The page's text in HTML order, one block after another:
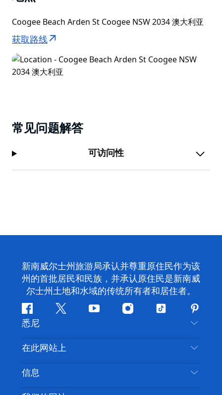
Coogee Beach Arden St Coogee NSW 2034 澳大利亚
获取路线
常见问题解答
可访问性
新南威尔士州旅游局承认并尊重原住民作为该
州的首批居民和民族，并承认原住民是新南威
尔士州土地和水域的传统所有者和居住者。
Facebook叽
喳
喳
YouTubeInstagram
抖
悉尼
联系我们
免责声明
隐私
在此网站上
目的地
推荐活动
信息